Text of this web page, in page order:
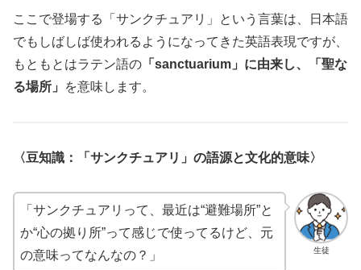
ここで登場する「サンクチュアリ」という言葉は、日本語
でもしばしば使われるようになってきた英語表現ですが、
もともとはラテン語の 「sanctuarium」に由来し、「聖な
る場所」
を意味します。
〈豆知識：「サンクチュアリ」の語源と文化的意味〉
生徒
「サンクチュアリって、最近は“避難場所”と
か“心の拠り所”って感じで使ってるけど、元
の意味ってなんなの？」